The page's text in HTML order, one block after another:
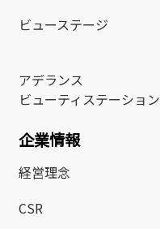
ビューステージ
アデランス
ビューティステーション
企業情報
経営理念
CSR